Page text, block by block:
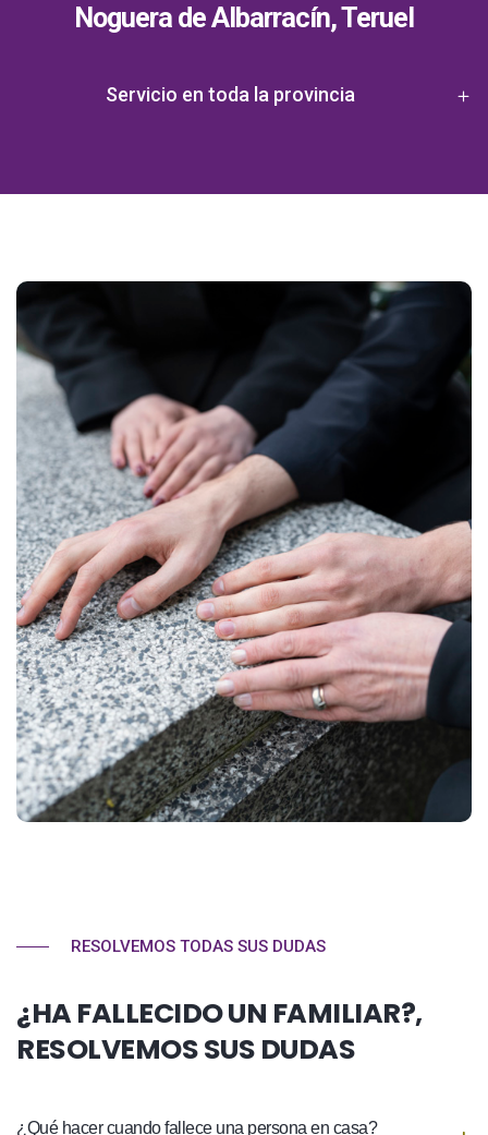
Noguera de Albarracín, Teruel
Servicio en toda la provincia
RESOLVEMOS TODAS SUS DUDAS
¿HA FALLECIDO UN FAMILIAR?,
RESOLVEMOS SUS DUDAS
¿Qué hacer cuando fallece una persona en casa?